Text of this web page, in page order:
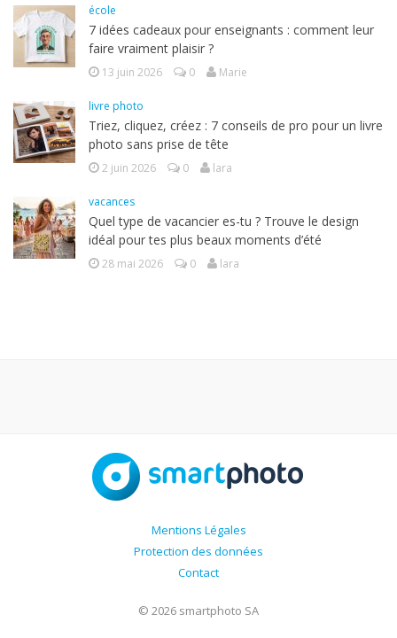
école
7 idées cadeaux pour enseignants : comment leur
faire vraiment plaisir ?
13 juin 2026 0 Marie
livre photo
Triez, cliquez, créez : 7 conseils de pro pour un livre
photo sans prise de tête
2 juin 2026 0 lara
vacances
Quel type de vacancier es-tu ? Trouve le design
idéal pour tes plus beaux moments d’été
28 mai 2026 0 lara
Mentions Légales
Protection des données
Contact
© 2026 smartphoto SA